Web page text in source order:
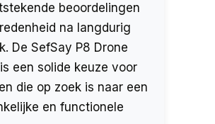
beoordelingen
na langdurig
De SefSay P8 Drone
een solide keuze voor
die op zoek is naar een
en functionele